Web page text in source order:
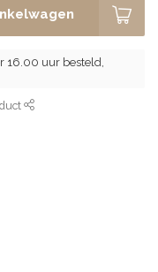
16.00 uur besteld,